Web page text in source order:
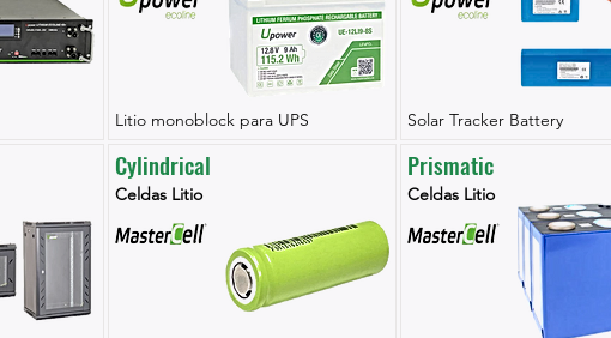
Litio monoblock para UPS
Cylindrical
Celdas Litio
Solar Tracker Battery
Prismatic
Celdas Litio